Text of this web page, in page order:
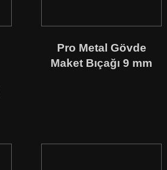
Pro Metal Gövde
Maket Bıçağı 9 mm